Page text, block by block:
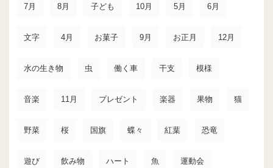
7月 8月 子ども 10月 5月 6月
文字 4月 お菓子 9月 お正月 12月
水の生き物 虫 働く車 干支 模様
音楽 11月 プレゼント 楽器 果物 猫
野菜 桜 国旗 蝶々 紅葉 恐竜
遊び 飲み物 ハート 魚 運動会